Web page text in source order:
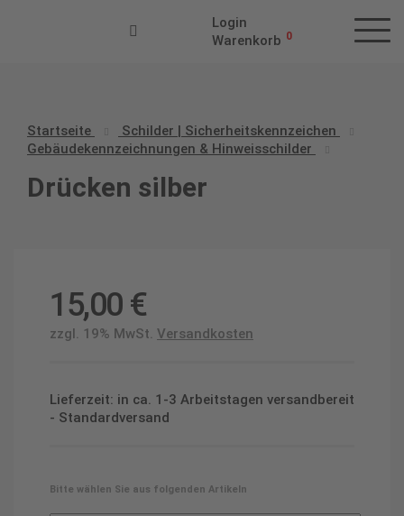
Login
Warenkorb 0
Startseite
Schilder | Sicherheitskennzeichen
Gebäudekennzeichnungen & Hinweisschilder
Drücken silber
15,00 €
zzgl. 19% MwSt. Versandkosten
Lieferzeit: in ca. 1-3 Arbeitstagen versandbereit
- Standardversand
Bitte wählen Sie aus folgenden Artikeln